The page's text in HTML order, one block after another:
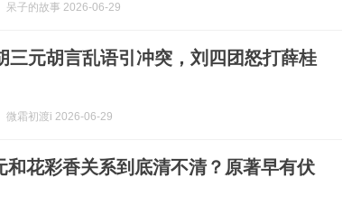
呆子的故事 2026-06-29
三元胡言乱语引冲突，刘四团怒打薛桂
微霜初渡i 2026-06-29
和花彩香关系到底清不清？原著早有伏